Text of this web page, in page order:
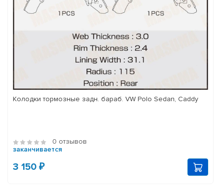
Колодки тормозные задн. бараб. VW Polo Sedan, Caddy
0 отзывов
заканчивается
3 150 ₽